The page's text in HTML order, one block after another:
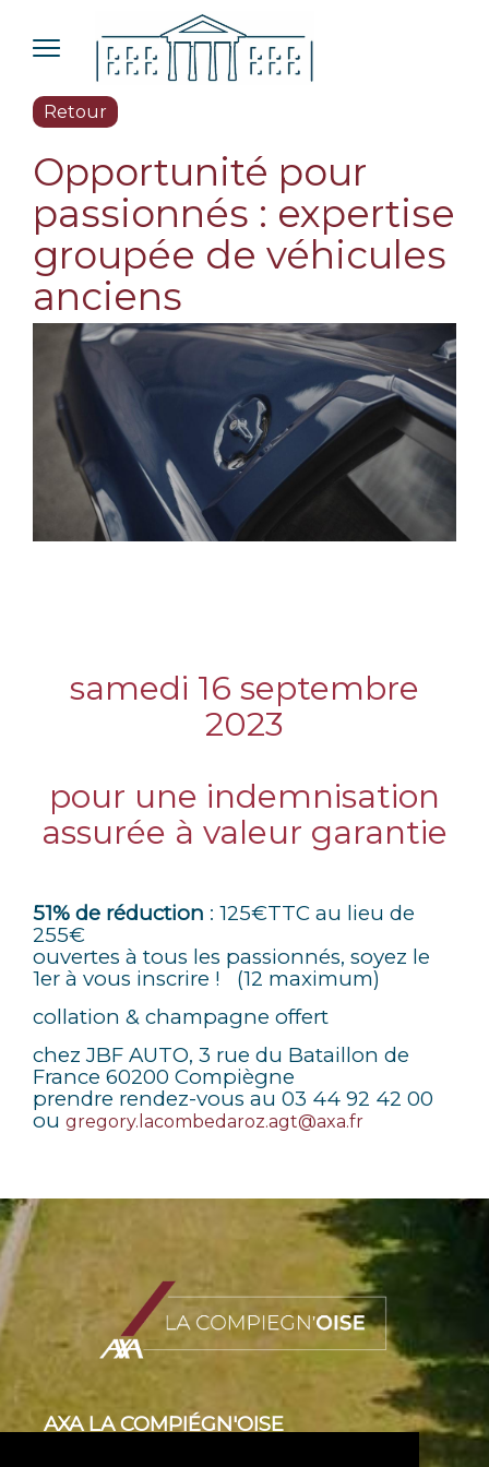
Retour
Opportunité pour
passionnés : expertise
groupée de véhicules
anciens
samedi 16 septembre
2023
pour une indemnisation
assurée à valeur garantie
51% de réduction : 125€TTC au lieu de
255€
ouvertes à tous les passionnés, soyez le
1er à vous inscrire ! (12 maximum)
collation & champagne offert
chez JBF AUTO, 3 rue du Bataillon de
France 60200 Compiègne
prendre rendez-vous au 03 44 92 42 00
ou gregory.lacombedaroz.agt@axa.fr
AXA LA COMPIÉGN'OISE